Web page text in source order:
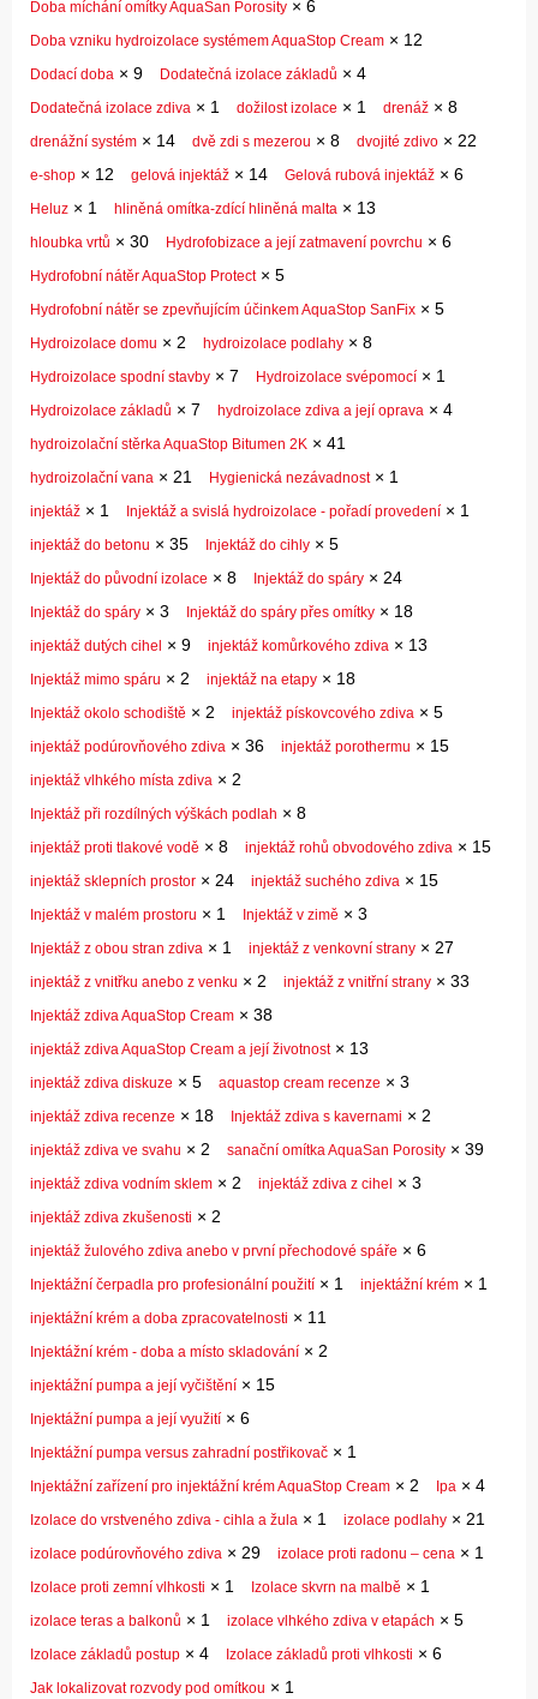
Doba míchání omítky AquaSan Porosity × 6
Doba vzniku hydroizolace systémem AquaStop Cream × 12
Dodací doba × 9 Dodatečná izolace základů × 4
Dodatečná izolace zdiva × 1 dožilost izolace × 1 drenáž × 8
drenážní systém × 14 dvě zdi s mezerou × 8 dvojité zdivo × 22
e-shop × 12 gelová injektáž × 14 Gelová rubová injektáž × 6
Heluz × 1 hliněná omítka-zdící hliněná malta × 13
hloubka vrtů × 30 Hydrofobizace a její zatmavení povrchu × 6
Hydrofobní nátěr AquaStop Protect× 5
Hydrofobní nátěr se zpevňujícím účinkem AquaStop SanFix × 5
Hydroizolace domu × 2 hydroizolace podlahy × 8
Hydroizolace spodní stavby × 7 Hydroizolace svépomocí × 1
Hydroizolace základů × 7 hydroizolace zdiva a její oprava × 4
hydroizolační stěrka AquaStop Bitumen 2K × 41
hydroizolační vana × 21 Hygienická nezávadnost× 1
injektáž × 1 Injektáž a svislá hydroizolace - pořadí provedení × 1
injektáž do betonu × 35 Injektáž do cihly × 5
Injektáž do původní izolace × 8 Injektáž do spáry × 24
Injektáž do spáry × 3 Injektáž do spáry přes omítky × 18
injektáž dutých cihel × 9 injektáž komůrkového zdiva × 13
Injektáž mimo spáru × 2 injektáž na etapy × 18
Injektáž okolo schodiště × 2 injektáž pískovcového zdiva × 5
injektáž podúrovňového zdiva × 36 injektáž porothermu × 15
injektáž vlhkého místa zdiva × 2
Injektáž při rozdílných výškách podlah × 8
injektáž proti tlakové vodě × 8 injektáž rohů obvodového zdiva × 15
injektáž sklepních prostor × 24 injektáž suchého zdiva × 15
Injektáž v malém prostoru × 1 Injektáž v zimě × 3
Injektáž z obou stran zdiva × 1 injektáž z venkovní strany × 27
injektáž z vnitřku anebo z venku × 2 injektáž z vnitřní strany × 33
Injektáž zdiva AquaStop Cream × 38
injektáž zdiva AquaStop Cream a její životnost× 13
injektáž zdiva diskuze × 5 aquastop cream recenze × 3
injektáž zdiva recenze × 18 Injektáž zdiva s kavernami × 2
injektáž zdiva ve svahu × 2 sanační omítka AquaSan Porosity × 39
injektáž zdiva vodním sklem × 2 injektáž zdiva z cihel × 3
injektáž zdiva zkušenosti × 2
injektáž žulového zdiva anebo v první přechodové spáře × 6
Injektážní čerpadla pro profesionální použití × 1 injektážní krém × 1
injektážní krém a doba zpracovatelnosti × 11
Injektážní krém - doba a místo skladování × 2
injektážní pumpa a její vyčištění × 15
Injektážní pumpa a její využití × 6
Injektážní pumpa versus zahradní postřikovač × 1
Injektážní zařízení pro injektážní krém AquaStop Cream × 2 Ipa × 4
Izolace do vrstveného zdiva - cihla a žula × 1 izolace podlahy × 21
izolace podúrovňového zdiva × 29 izolace proti radonu – cena × 1
Izolace proti zemní vlhkosti × 1 Izolace skvrn na malbě × 1
izolace teras a balkonů × 1 izolace vlhkého zdiva v etapách × 5
Izolace základů postup × 4 Izolace základů proti vlhkosti × 6
Jak lokalizovat rozvody pod omítkou × 1